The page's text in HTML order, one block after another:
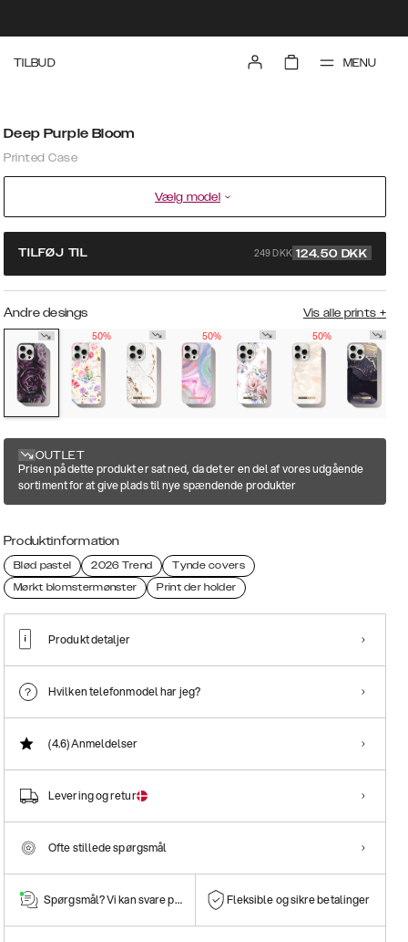
TILBUD MENU
Deep Purple Bloom
Printed Case
Vælg model
TILFØJ TIL 249 DKK 124.50 DKK
Andre desings Vis alle prints +
50%
50% 50%
OUTLET
Prisen på dette produkt er sat ned, da det er en del af vores udgående
sortiment for at give plads til nye spændende produkter
Produktinformation
Blød pastel 2026 Trend
Tynde covers
Mørkt blomstermønster
Print der holder
Produkt detaljer
Hvilken telefonmodel har jeg?
(4.6)Anmeldelser
Levering og retur
Ofte stillede spørgsmål
Spørgsmål? Vi kan svare på dem! Fleksible og sikre betalinger